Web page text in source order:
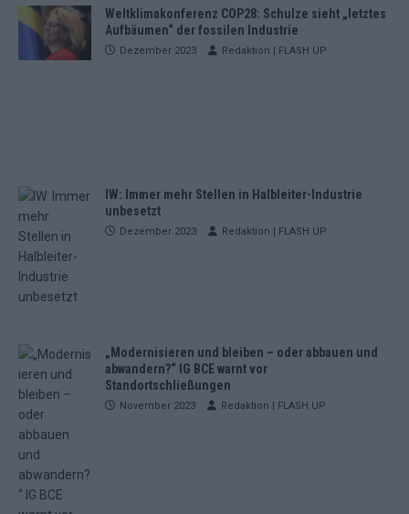
Weltklimakonferenz COP28: Schulze sieht „letztes
Aufbäumen“ der fossilen Industrie
Dezember 2023 Redaktion | FLASH UP
IW: Immer mehr Stellen in Halbleiter-Industrie
unbesetzt
Dezember 2023 Redaktion | FLASH UP
„Modernisieren und bleiben – oder abbauen und
abwandern?“ IG BCE warnt vor
Standortschließungen
November 2023 Redaktion | FLASH UP